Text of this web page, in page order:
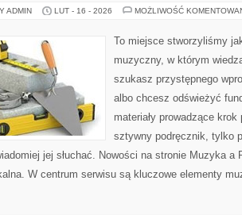
ADMIN LUT - 16 - 2026 MOŻLIWOŚĆ
To miejsce stworzyliśmy
muzyczny, w którym
szukasz przystępnego
albo chcesz odświeżyć
materiały prowadzące
sztywny podręcznik, tylko
jej słuchać. Nowości na stronie Muzyka a
W centrum serwisu są kluczowe elementy